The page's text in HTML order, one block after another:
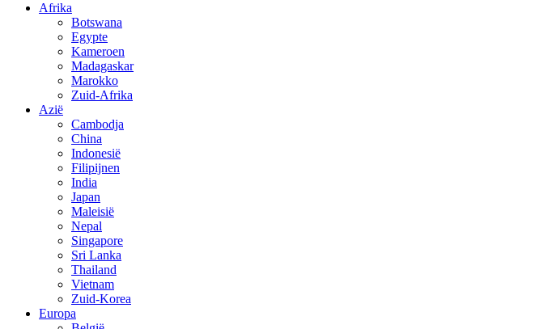
Afrika
Botswana
Egypte
Kameroen
Madagaskar
Marokko
Zuid-Afrika
Azië
Cambodja
China
Indonesië
Filipijnen
India
Japan
Maleisië
Nepal
Singapore
Sri Lanka
Thailand
Vietnam
Zuid-Korea
Europa